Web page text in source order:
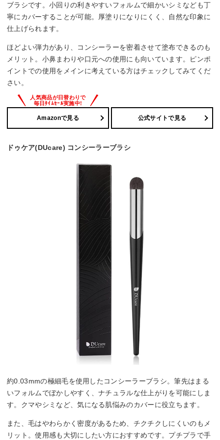
ブラシです。小回りの利きやすいフォルムで細かいシミなども丁
寧にカバーすることが可能。厚塗りになりにくく、自然な印象に
仕上げられます。
ほどよい弾力があり、コンシーラーを密着させて塗布できるのも
メリット。小鼻まわりや口元への使用にも向いています。ピンポ
イントでの使用をメインに考えている方はチェックしてみてくだ
さい。
Amazonで見る 公式サイトで見る
ドゥケア(DUcare) コンシーラーブラシ
約0.03mmの極細毛を使用したコンシーラーブラシ。筆先はまる
いフォルムでぼかしやすく、ナチュラルな仕上がりを可能にしま
す。クマやシミなど、気になる肌悩みのカバーに役立ちます。
また、毛はやわらかく密度があるため、チクチクしにくいのもメ
リット。使用感も大切にしたい方におすすめです。プチプラで手